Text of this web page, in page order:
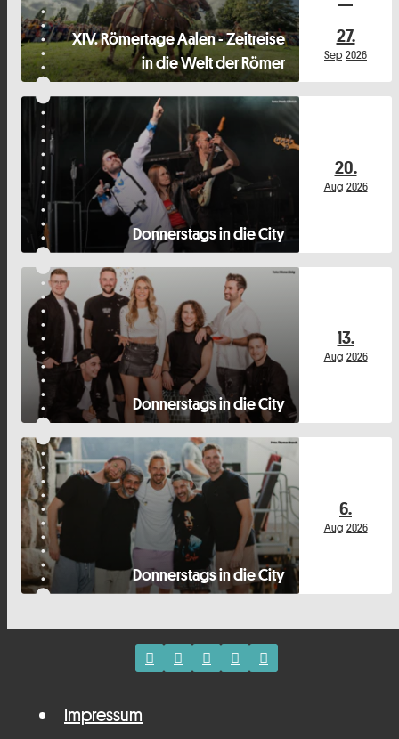
XIV. Römertage Aalen - Zeitreise
in die Welt der Römer
27.
Sep 2026
Donnerstags in die City
20.
Aug 2026
Donnerstags in die City
13.
Aug 2026
Donnerstags in die City
6.
Aug 2026
Impressum